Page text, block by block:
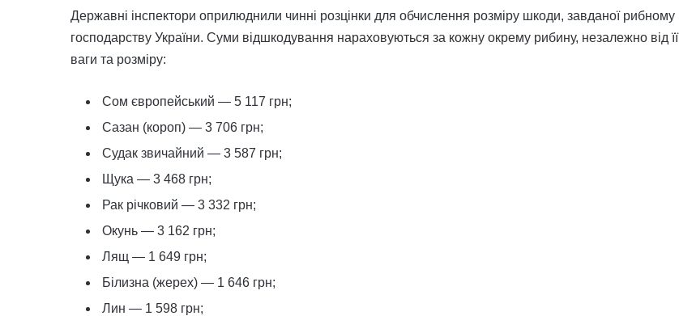
Державні інспектори оприлюднили чинні розцінки для обчислення розміру шкоди, завданої рибному
господарству України. Суми відшкодування нараховуються за кожну окрему рибину, незалежно від її
ваги та розміру:
Сом європейський — 5 117 грн;
Сазан (короп) — 3 706 грн;
Судак звичайний — 3 587 грн;
Щука — 3 468 грн;
Рак річковий — 3 332 грн;
Окунь — 3 162 грн;
Лящ — 1 649 грн;
Білизна (жерех) — 1 646 грн;
Лин — 1 598 грн;